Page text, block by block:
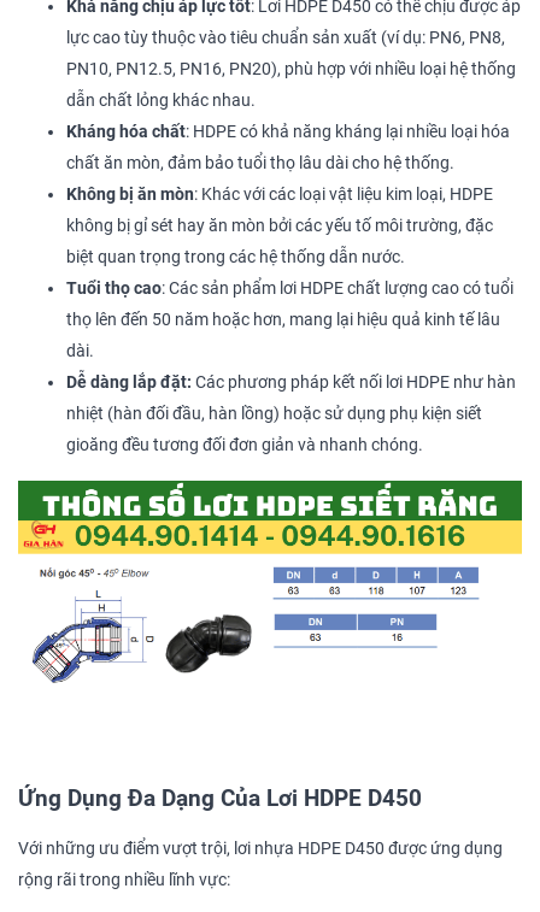
Khả năng chịu áp lực tốt: Lơi HDPE D450 có thể chịu được áp
lực cao tùy thuộc vào tiêu chuẩn sản xuất (ví dụ: PN6, PN8,
PN10, PN12.5, PN16, PN20), phù hợp với nhiều loại hệ thống
dẫn chất lỏng khác nhau.
Kháng hóa chất: HDPE có khả năng kháng lại nhiều loại hóa
chất ăn mòn, đảm bảo tuổi thọ lâu dài cho hệ thống.
Không bị ăn mòn: Khác với các loại vật liệu kim loại, HDPE
không bị gỉ sét hay ăn mòn bởi các yếu tố môi trường, đặc
biệt quan trọng trong các hệ thống dẫn nước.
Tuổi thọ cao: Các sản phẩm lơi HDPE chất lượng cao có tuổi
thọ lên đến 50 năm hoặc hơn, mang lại hiệu quả kinh tế lâu
dài.
Dễ dàng lắp đặt: Các phương pháp kết nối lơi HDPE như hàn
nhiệt (hàn đối đầu, hàn lồng) hoặc sử dụng phụ kiện siết
gioăng đều tương đối đơn giản và nhanh chóng.
Ứng Dụng Đa Dạng Của Lơi HDPE D450
Với những ưu điểm vượt trội, lơi nhựa HDPE D450 được ứng dụng
rộng rãi trong nhiều lĩnh vực: